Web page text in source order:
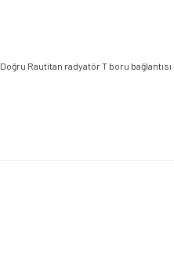
Rautitan radyatör T boru